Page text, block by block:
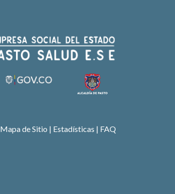
Mapa de Sitio | Estadísticas | FAQ